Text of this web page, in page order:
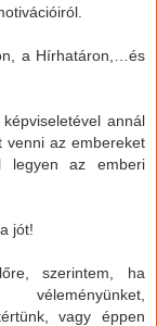
a Hírhatáron,…és
annál
venni az embereket
legyen az emberi
jót!
szerintem, ha
vagy éppen